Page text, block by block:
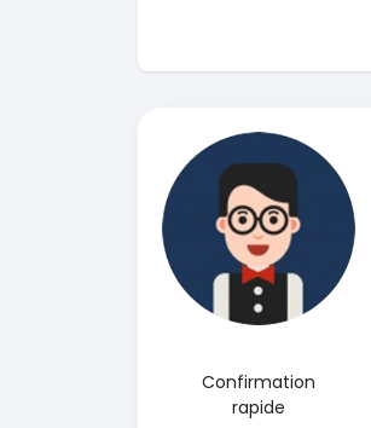
Confirmation
rapide